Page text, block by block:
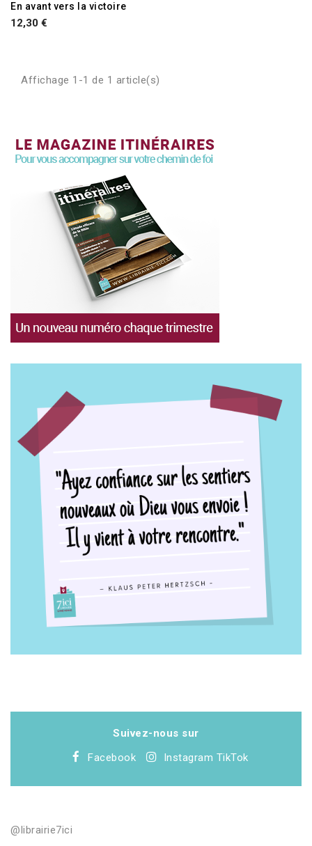
En avant vers la victoire
12,30 €
Affichage 1-1 de 1 article(s)
Suivez-nous sur
Facebook
Instagram TikTok
@librairie7ici